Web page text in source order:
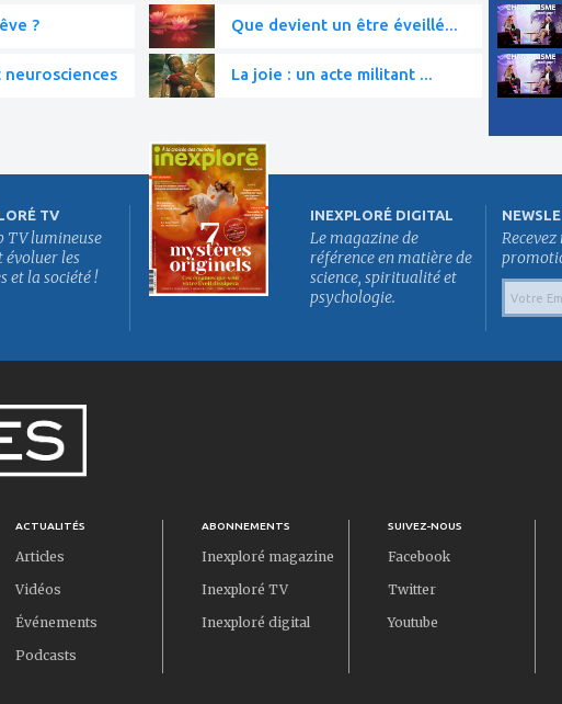
?
neurosciences
Que devient un être éveillé...
La joie : un acte militant ...
TV
TV lumineuse
évoluer les
et la société !
INEXPLORÉ DIGITAL
Le magazine de
référence en matière de
science, spiritualité et
psychologie.
ACTUALITÉS
Articles
Vidéos
Événements
Podcasts
ABONNEMENTS
Inexploré magazine
Inexploré TV
Inexploré digital
SUIVEZ-NOUS
Facebook
Twitter
Youtube